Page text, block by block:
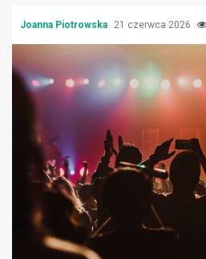
Joanna Piotrowska 21 czerwca 2026